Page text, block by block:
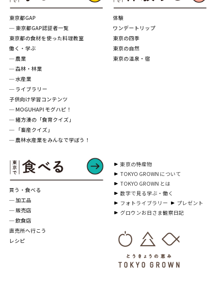
東京都GAP
─ 東京都GAP認証者一覧
東京都の食材を使った料理教室
働く・学ぶ
─ 農業
─ 森林・林業
─ 水産業
─ ライブラリー
子供向け学習コンテンツ
─ MOGUHAPI モグハピ！
─ 緒方湊の「食育クイズ」
─ 「畜産クイズ」
─ 農林水産業をみんなで学ぼう！
買う・食べる
─ 加工品
─ 販売店
─ 飲食店
直売所へ行こう
レシピ
体験
ワンデートリップ
東京の四季
東京の自然
東京の温泉・宿
東京の特産物
TOKYO GROWN について
TOKYO GROWN とは
数字で見る学ぶ・働く
フォトライブラリー
プレゼント
グロウンお日さま観察日記